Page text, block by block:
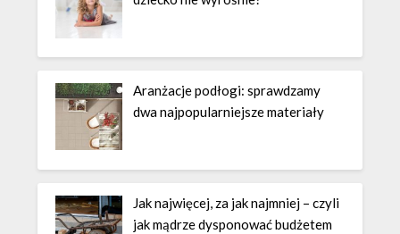
Aranżacje podłogi: sprawdzamy
dwa najpopularniejsze materiały
Jak najwięcej, za jak najmniej – czyli
jak mądrze dysponować budżetem